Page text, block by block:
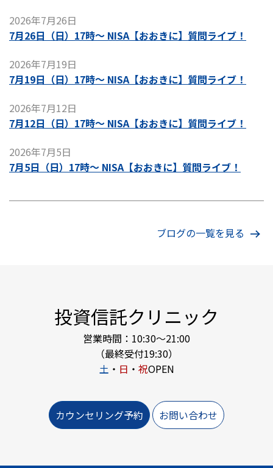
2026年7月26日
7月26日（日）17時～ NISA【おおきに】質問ライブ！
2026年7月19日
7月19日（日）17時～ NISA【おおきに】質問ライブ！
2026年7月12日
7月12日（日）17時～ NISA【おおきに】質問ライブ！
2026年7月5日
7月5日（日）17時～ NISA【おおきに】質問ライブ！
ブログの一覧を見る
投資信託クリニック
営業時間：10:30～21:00
（最終受付19:30）
土 ・ 日 ・ 祝OPEN
カウンセリング予約 お問い合わせ